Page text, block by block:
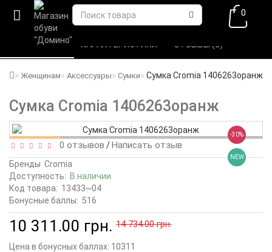
0
Женщинам Аксессуары Сумки Сумка Cromia 1406263оранж
Сумка Cromia 1406263оранж
ВСЕ О ТОВАРЕ ХАРАКТЕРИСТИКИ ОТЗЫВЫ (0)
-30%
NEW
0 отзывов /Написать отзыв
Бренды Cromia
Доступность: В наличии
Код товара: 13433~04
Бонусные баллы: 516
10 311.00 грн. 14 734.00 грн.
Цена в бонусных баллах: 10311